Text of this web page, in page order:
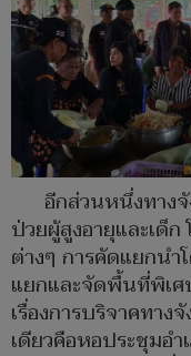
อีกส่วนหนึ่งทาง
ป่วยผู้สูงอายุและเด็
ต่างๆ การคัดแยกนำ
แยกและจัดพื้นที่พิเศ
เรื่องการบริจาคทา
เดียวคือหอประชุมอำ